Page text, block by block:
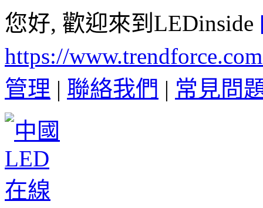
您好, 歡迎來到LEDinside
https://
管理 | 聯絡我們 | 常見問